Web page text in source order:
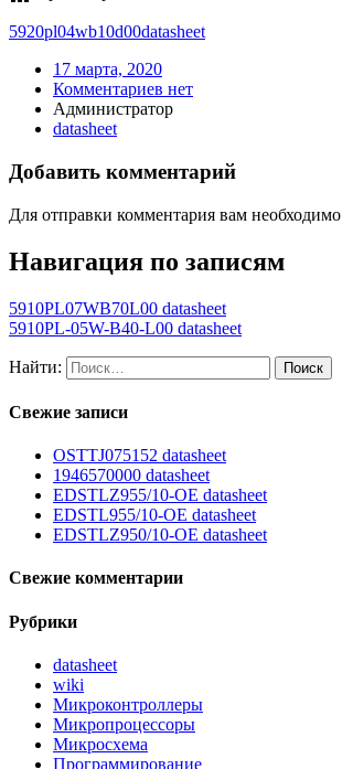
5920pl04wb10d00datasheet
17 марта, 2020
Комментариев нет
Администратор
datasheet
Добавить комментарий
Для отправки комментария вам необходимо
Навигация по записям
5910PL07WB70L00 datasheet
5910PL-05W-B40-L00 datasheet
Найти:
Свежие записи
OSTTJ075152 datasheet
1946570000 datasheet
EDSTLZ955/10-OE datasheet
EDSTL955/10-OE datasheet
EDSTLZ950/10-OE datasheet
Свежие комментарии
Рубрики
datasheet
wiki
Микроконтроллеры
Микропроцессоры
Микросхема
Программирование